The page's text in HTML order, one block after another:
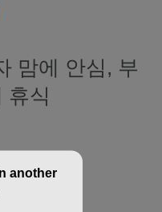
맘에 안심, 부
휴식